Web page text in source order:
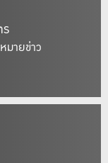
ายข่าว